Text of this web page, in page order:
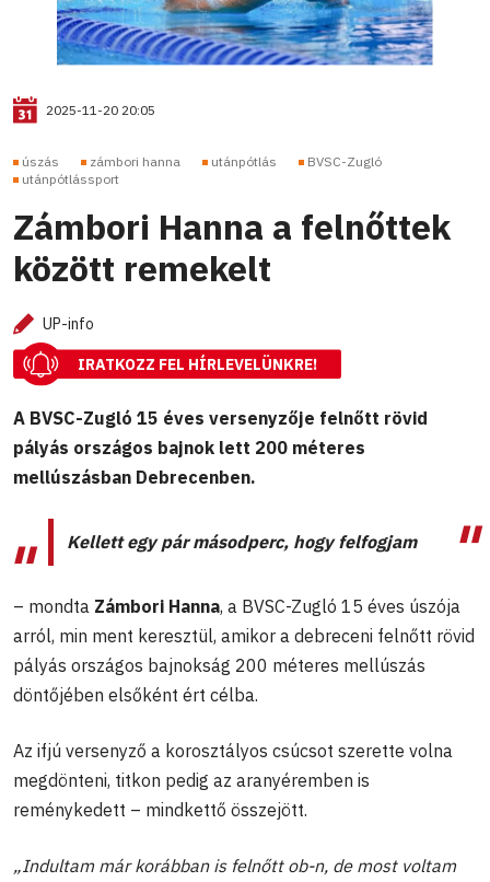
2025-11-20 20:05
úszás zámbori hanna utánpótlás
BVSC-Zugló
utánpótlássport
Zámbori Hanna a felnőttek
között remekelt
UP-info
IRATKOZZ FEL HÍRLEVELÜNKRE!
A BVSC-Zugló 15 éves versenyzője felnőtt rövid
pályás országos bajnok lett 200 méteres
mellúszásban Debrecenben.
Kellett egy pár másodperc, hogy felfogjam
– mondta Zámbori Hanna, a BVSC-Zugló 15 éves úszója
arról, min ment keresztül, amikor a debreceni felnőtt rövid
pályás országos bajnokság 200 méteres mellúszás
döntőjében elsőként ért célba.
Az ifjú versenyző a korosztályos csúcsot szerette volna
megdönteni, titkon pedig az aranyéremben is
reménykedett – mindkettő összejött.
„Indultam már korábban is felnőtt ob-n, de most voltam